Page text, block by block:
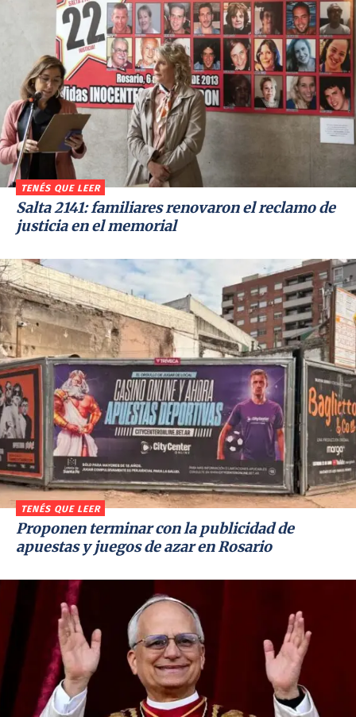
TENÉS QUE LEER
Salta 2141: familiares renovaron el reclamo de
justicia en el memorial
TENÉS QUE LEER
Proponen terminar con la publicidad de
apuestas y juegos de azar en Rosario